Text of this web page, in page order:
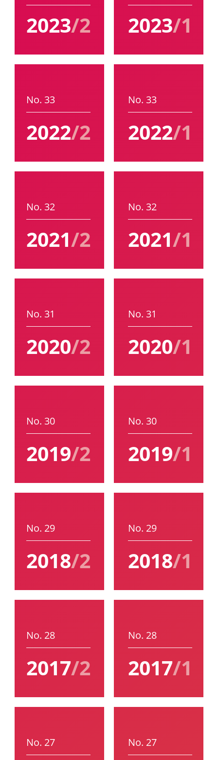
2023/2 2023/1
No. 33
2022/2
No. 33
2022/1
No. 32
2021/2
No. 32
2021/1
No. 31
2020/2
No. 31
2020/1
No. 30
2019/2
No. 30
2019/1
No. 29
2018/2
No. 29
2018/1
No. 28
2017/2
No. 28
2017/1
No. 27 No. 27